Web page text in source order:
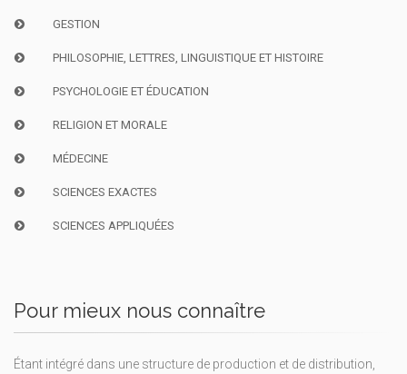
GESTION
PHILOSOPHIE, LETTRES, LINGUISTIQUE ET HISTOIRE
PSYCHOLOGIE ET ÉDUCATION
RELIGION ET MORALE
MÉDECINE
SCIENCES EXACTES
SCIENCES APPLIQUÉES
Pour mieux nous connaître
Étant intégré dans une structure de production et de distribution,